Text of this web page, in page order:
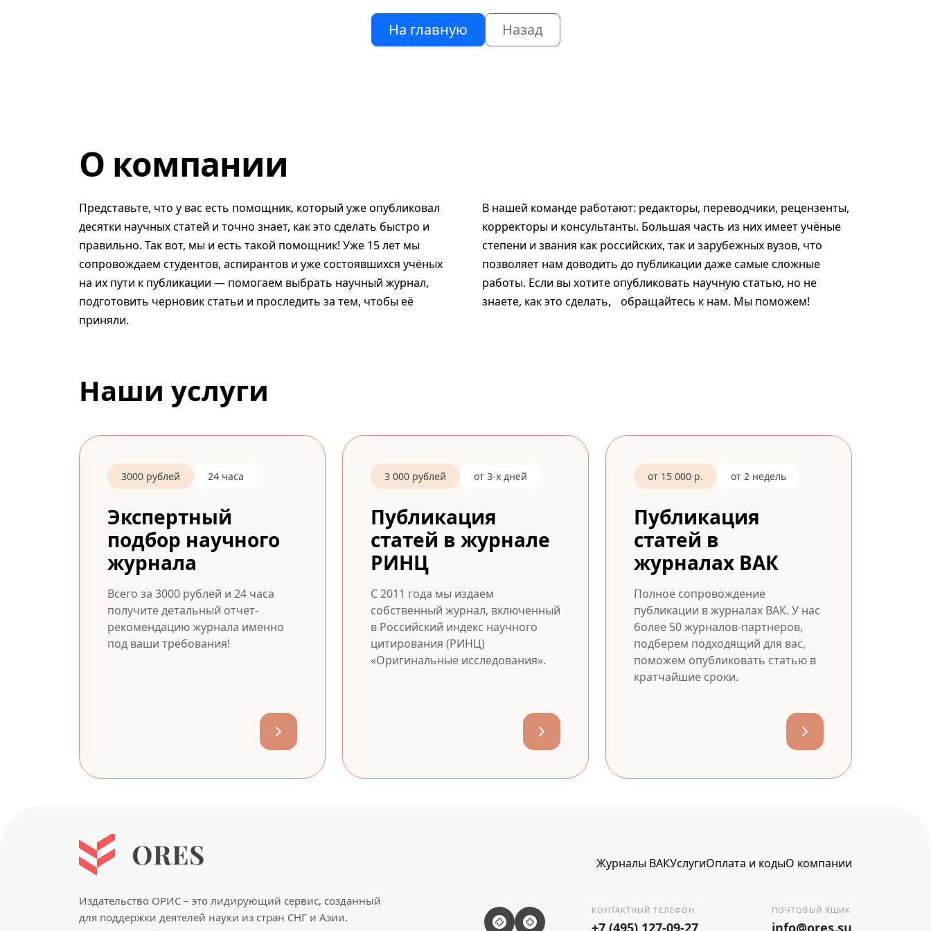
На главную Назад
О компании
Представьте, что у вас есть помощник, который уже опубликовал
десятки научных статей и точно знает, как это сделать быстро и
правильно. Так вот, мы и есть такой помощник! Уже 15 лет мы
сопровождаем студентов, аспирантов и уже состоявшихся учёных
на их пути к публикации — помогаем выбрать научный журнал,
подготовить черновик статьи и проследить за тем, чтобы её
приняли.
В нашей команде работают: редакторы, переводчики, рецензенты,
корректоры и консультанты. Большая часть из них имеет учёные
степени и звания как российских, так и зарубежных вузов, что
позволяет нам доводить до публикации даже самые сложные
работы. Если вы хотите опубликовать научную статью, но не
знаете, как это сделать, обращайтесь к нам. Мы поможем!
Наши услуги
3000 рублей 24 часа
Экспертный
подбор научного
журнала
Всего за 3000 рублей и 24 часа
получите детальный отчет-
рекомендацию журнала именно
под ваши требования!
3 000 рублей от 3-х дней
Публикация
статей в журнале
РИНЦ
С 2011 года мы издаем
собственный журнал, включенный
в Российский индекс научного
цитирования (РИНЦ)
«Оригинальные исследования».
от 15 000 р. от 2 недель
Публикация
статей в
журналах ВАК
Полное сопровождение
публикации в журналах ВАК. У нас
более 50 журналов-партнеров,
подберем подходящий для вас,
поможем опубликовать статью в
кратчайшие сроки.
Издательство ОРИС – это лидирующий сервис, созданный
для поддержки деятелей науки из стран СНГ и Азии.
Журналы ВАКУслугиОплата и кодыО компании
КОНТАКТНЫЙ ТЕЛЕФОН
+7 (495) 127-09-27
ПОЧТОВЫЙ ЯЩИК
info@ores.su